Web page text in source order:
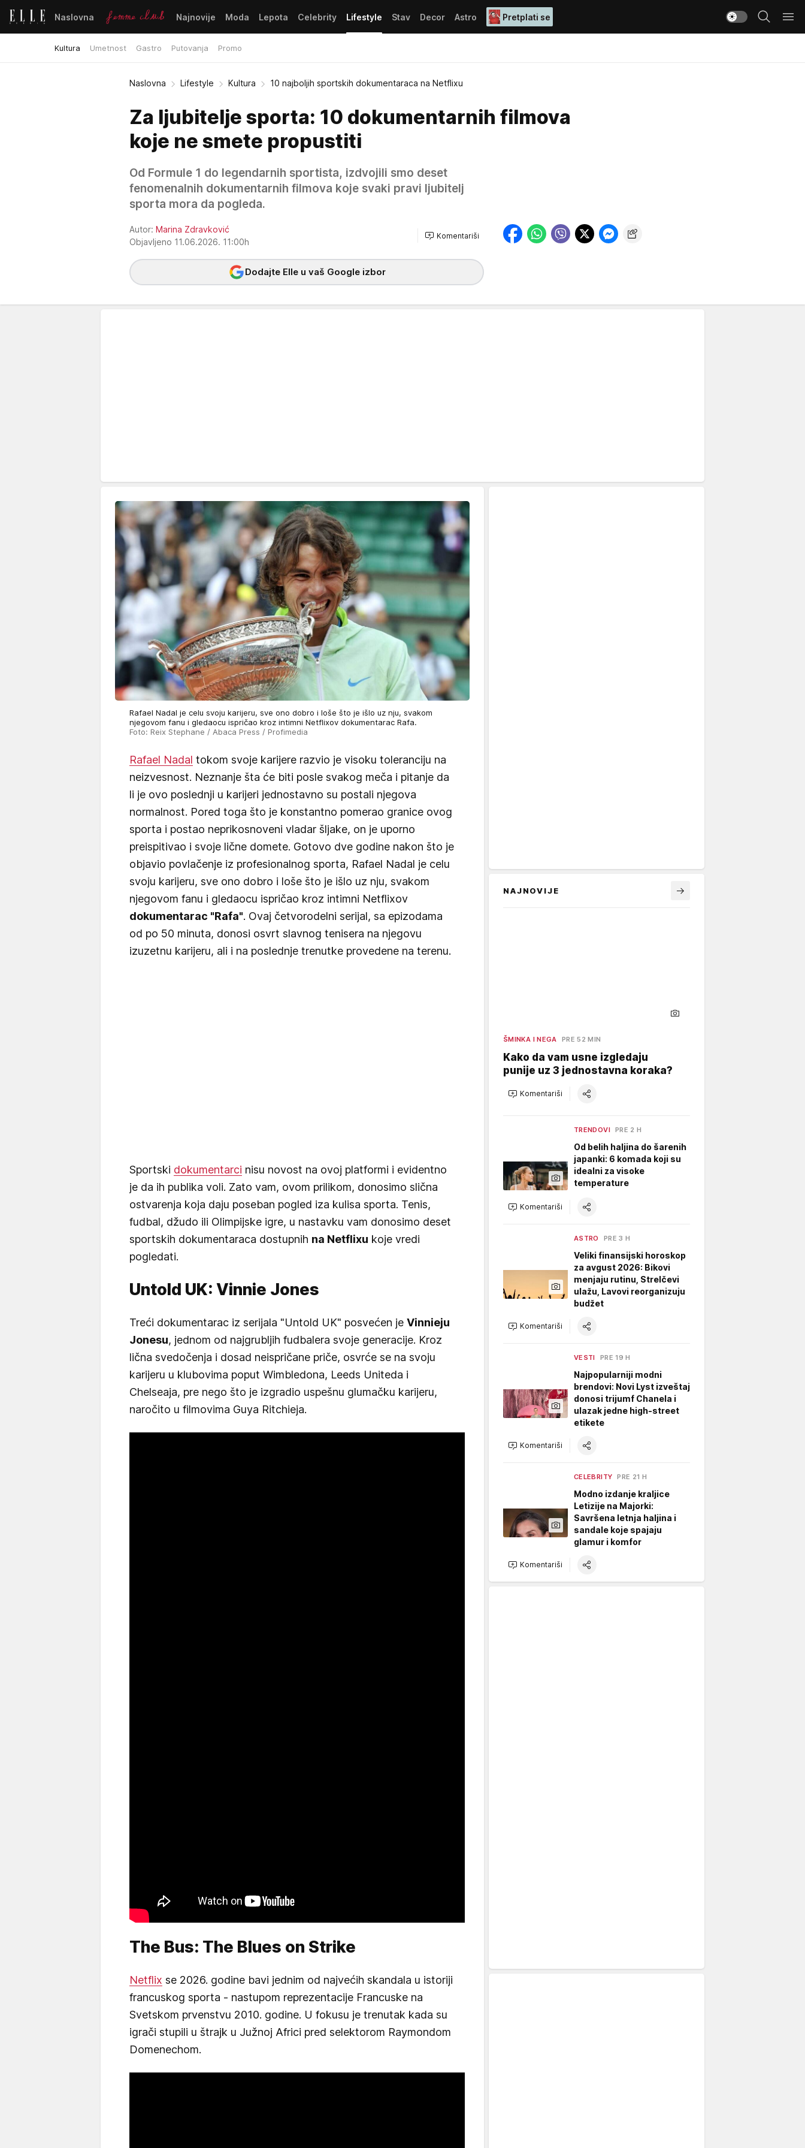
Naslovna Najnovije Moda Lepota Celebrity Lifestyle
Kultura Umetnost Gastro Putovanja Promo
Stav Decor Astro Pretplati se
Naslovna Lifestyle Kultura 10 najboljih sportskih dokumentaraca na Netflixu
Za ljubitelje sporta: 10 dokumentarnih filmova
koje ne smete propustiti
Od Formule 1 do legendarnih sportista, izdvojili smo deset
fenomenalnih dokumentarnih filmova koje svaki pravi ljubitelj
sporta mora da pogleda.
Autor: Marina Zdravković
Objavljeno 11.06.2026. 11:00h
Komentariši
Dodajte Elle u vaš Google izbor
Rafael Nadal je celu svoju karijeru, sve ono dobro i loše što je išlo uz nju, svakom
njegovom fanu i gledaocu ispričao kroz intimni Netflixov dokumentarac Rafa.
Foto: Reix Stephane / Abaca Press / Profimedia
Rafael Nadal tokom svoje karijere razvio je visoku toleranciju na
neizvesnost. Neznanje šta će biti posle svakog meča i pitanje da
li je ovo poslednji u karijeri jednostavno su postali njegova
normalnost. Pored toga što je konstantno pomerao granice ovog
sporta i postao neprikosnoveni vladar šljake, on je uporno
preispitivao i svoje lične domete. Gotovo dve godine nakon što je
objavio povlačenje iz profesionalnog sporta, Rafael Nadal je celu
svoju karijeru, sve ono dobro i loše što je išlo uz nju, svakom
njegovom fanu i gledaocu ispričao kroz intimni Netflixov
dokumentarac "Rafa". Ovaj četvorodelni serijal, sa epizodama
od po 50 minuta, donosi osvrt slavnog tenisera na njegovu
izuzetnu karijeru, ali i na poslednje trenutke provedene na terenu.
Sportski dokumentarci nisu novost na ovoj platformi i evidentno
je da ih publika voli. Zato vam, ovom prilikom, donosimo slična
ostvarenja koja daju poseban pogled iza kulisa sporta. Tenis,
fudbal, džudo ili Olimpijske igre, u nastavku vam donosimo deset
sportskih dokumentaraca dostupnih na Netflixu koje vredi
pogledati.
Untold UK: Vinnie Jones
Treći dokumentarac iz serijala "Untold UK" posvećen je Vinnieju
Jonesu, jednom od najgrubljih fudbalera svoje generacije. Kroz
lična svedočenja i dosad neispričane priče, osvrće se na svoju
karijeru u klubovima poput Wimbledona, Leeds Uniteda i
Chelseaja, pre nego što je izgradio uspešnu glumačku karijeru,
naročito u filmovima Guya Ritchieja.
The Bus: The Blues on Strike
Netflix se 2026. godine bavi jednim od najvećih skandala u istoriji
francuskog sporta - nastupom reprezentacije Francuske na
Svetskom prvenstvu 2010. godine. U fokusu je trenutak kada su
igrači stupili u štrajk u Južnoj Africi pred selektorom Raymondom
Domenechom.
NAJNOVIJE
ŠMINKA I NEGA PRE 52 MIN
Kako da vam usne izgledaju
punije uz 3 jednostavna koraka?
Komentariši
TRENDOVI PRE 2 H
Od belih haljina do šarenih
japanki: 6 komada koji su
idealni za visoke
temperature
Komentariši
ASTRO PRE 3 H
Veliki finansijski horoskop
za avgust 2026: Bikovi
menjaju rutinu, Strelčevi
ulažu, Lavovi reorganizuju
budžet
Komentariši
VESTI PRE 19 H
Najpopularniji modni
brendovi: Novi Lyst izveštaj
donosi trijumf Chanela i
ulazak jedne high-street
etikete
Komentariši
CELEBRITY PRE 21 H
Modno izdanje kraljice
Letizije na Majorki:
Savršena letnja haljina i
sandale koje spajaju
glamur i komfor
Komentariši